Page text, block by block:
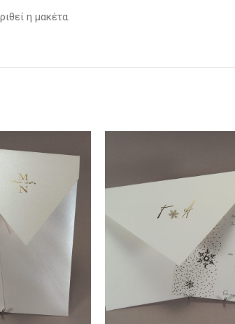
η μακέτα.